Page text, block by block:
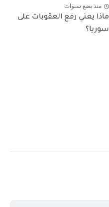
منذ بضع سنوات
ماذا يعني رفع العقوبات على
سوريا؟